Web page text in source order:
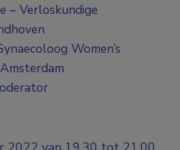
– Verloskundige
Women’s